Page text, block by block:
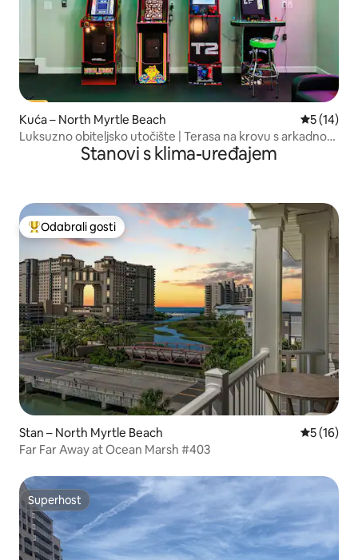
Kuća – North Myrtle Beach Prosječna
5 (14)
Luksuzno obiteljsko utočište | Terasa na krovu s arkadnom
Stanovi s klima-uređajem
Među najviše rangiranima s oznakom „Odabrali gosti”
Odabrali gosti
Stan – North Myrtle Beach Prosječna
5 (16)
Far Far Away at Ocean Marsh #403
Superhost
Superhost